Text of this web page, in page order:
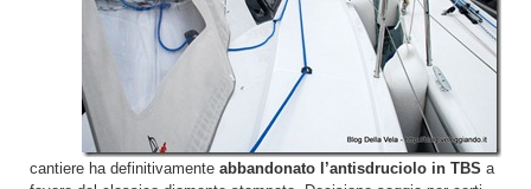
cantiere ha definitivamente abbandonato l’antisdruciolo in TBS a